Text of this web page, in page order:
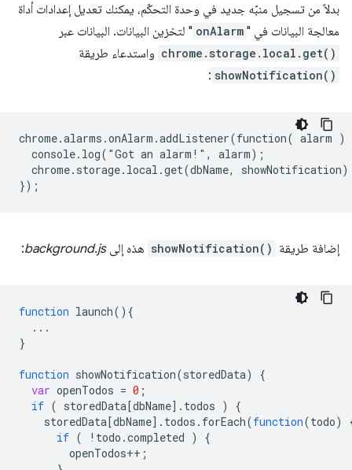
بدلاً من تسجيل منبّه جديد في وحدة التحكّم، يمكنك تعديل إعدادات أداة
معالجة البيانات في " onAlarm " لتخزين البيانات. البيانات عبر
chrome.storage.local.get() واستدعاء طريقة
showNotification()
:
chrome.alarms.onAlarm.addListener(function( alarm
  console.log("Got an alarm!", alarm);
chrome.storage.local.get(dbName,
إضافة طريقة showNotification() هذه إلىbackground.js
:
function launch() {
...
}
function showNotification(storedData)
{
var openTodos = 0 ;
if ( storedData[dbName] . todos )
{
storedData[dbName] . todos . forEach(function(todo)
if ( ! todo .completed )
{
openTodos++ ;